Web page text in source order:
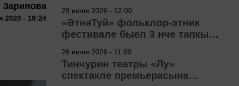
Зарипова
2020 - 19:24
29 июля 2026 - 12:00
«ӘтнәТуй» фольклор-этник
фестивале быел 3 нче тапкыр
26 июля 2026 - 11:09
Тинчурин театры «Лу»
спектакле премьерасына